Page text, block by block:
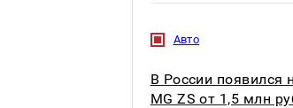
Авто
В России появился
MG ZS от 1,5 млн